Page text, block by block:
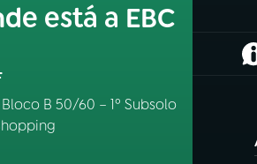
está a EBC
B 50/60 – 1º Subsolo